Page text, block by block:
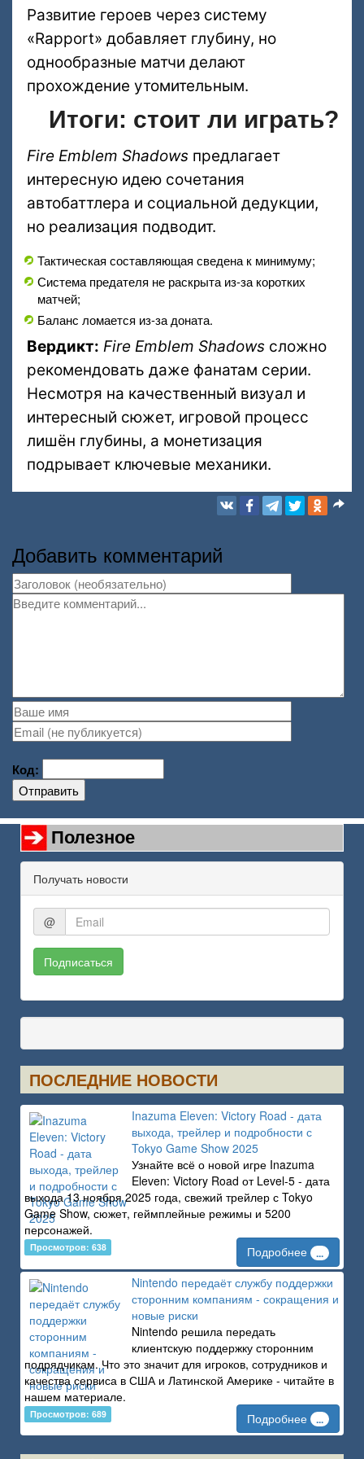
Развитие героев через систему
«Rapport» добавляет глубину, но
однообразные матчи делают
прохождение утомительным.
Итоги: стоит ли играть?
Fire Emblem Shadows предлагает
интересную идею сочетания
автобаттлера и социальной дедукции,
но реализация подводит.
Тактическая составляющая сведена к минимуму;
Система предателя не раскрыта из-за коротких
матчей;
Баланс ломается из-за доната.
Вердикт: Fire Emblem Shadows сложно
рекомендовать даже фанатам серии.
Несмотря на качественный визуал и
интересный сюжет, игровой процесс
лишён глубины, а монетизация
подрывает ключевые механики.
Добавить комментарий
Код:
Отправить
Полезное
Получать новости
@
Подписаться
ПОСЛЕДНИЕ НОВОСТИ
Inazuma Eleven: Victory Road - дата
выхода, трейлер и подробности с
Tokyo Game Show 2025
Узнайте всё о новой игре Inazuma
Eleven: Victory Road от Level-5 - дата
выхода 13 ноября 2025 года, свежий трейлер с Tokyo
Game Show, сюжет, геймплейные режимы и 5200
персонажей.
Просмотров: 638 Подробнее ...
Nintendo передаёт службу поддержки
сторонним компаниям - сокращения и
новые риски
Nintendo решила передать
клиентскую поддержку сторонним
подрядчикам. Что это значит для игроков, сотрудников и
качества сервиса в США и Латинской Америке - читайте в
нашем материале.
Просмотров: 689 Подробнее ...